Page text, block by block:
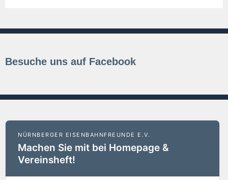
Besuche uns auf Facebook
NÜRNBERGER EISENBAHNFREUNDE E.V.
Machen Sie mit bei Homepage &
Vereinsheft!